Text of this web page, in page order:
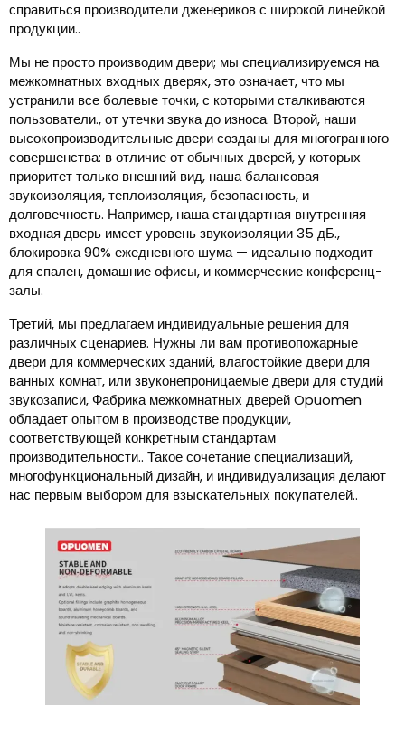
справиться производители дженериков с широкой линейкой
продукции..
Мы не просто производим двери; мы специализируемся на
межкомнатных входных дверях, это означает, что мы
устранили все болевые точки, с которыми сталкиваются
пользователи., от утечки звука до износа. Второй, наши
высокопроизводительные двери созданы для многогранного
совершенства: в отличие от обычных дверей, у которых
приоритет только внешний вид, наша балансовая
звукоизоляция, теплоизоляция, безопасность, и
долговечность. Например, наша стандартная внутренняя
входная дверь имеет уровень звукоизоляции 35 дБ.,
блокировка 90% ежедневного шума — идеально подходит
для спален, домашние офисы, и коммерческие конференц-
залы.
Третий, мы предлагаем индивидуальные решения для
различных сценариев. Нужны ли вам противопожарные
двери для коммерческих зданий, влагостойкие двери для
ванных комнат, или звуконепроницаемые двери для студий
звукозаписи, Фабрика межкомнатных дверей Opuomen
обладает опытом в производстве продукции,
соответствующей конкретным стандартам
производительности.. Такое сочетание специализаций,
многофункциональный дизайн, и индивидуализация делают
нас первым выбором для взыскательных покупателей..